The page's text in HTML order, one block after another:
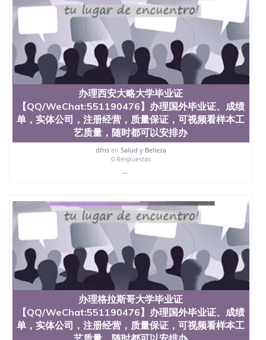
办理西安大略大学毕业证
【QQ/WeChat:551190476】办理国外毕业证、成绩
单，实体公司，注册经营，质量保证，可视频看样本工
艺质量，随时都可以安排办
dfnsen Salud y Belleza
0 Respuestas
...
办理格拉斯哥大学毕业证
【QQ/WeChat:551190476】办理国外毕业证、成绩
单，实体公司，注册经营，质量保证，可视频看样本工